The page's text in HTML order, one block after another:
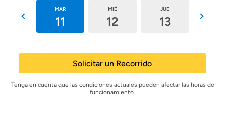
MAR
11
MIÉ
12
JUE
13
Solicitar un Recorrido
Tenga en cuenta que las condiciones actuales pueden afectar las horas de
funcionamiento.